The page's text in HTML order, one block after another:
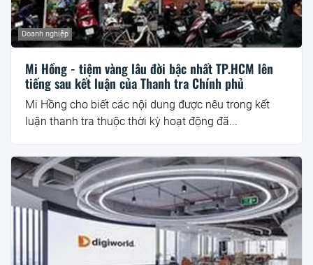
Doanh nghiệp
Mi Hồng - tiệm vàng lâu đời bậc nhất TP.HCM lên
tiếng sau kết luận của Thanh tra Chính phủ
Mi Hồng cho biết các nội dung được nêu trong kết
luận thanh tra thuộc thời kỳ hoạt động đã...